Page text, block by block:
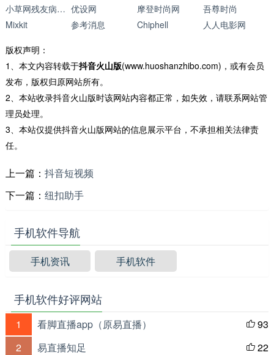
小草网残友病友社区 优设网 摩登时尚网
吾尊时尚
Mixkit
参考消息 Chiphell 人人电影网
版权声明：
1、本文内容转载于抖音火山版(www.huoshanzhibo.com)，或有会员
发布，版权归原网站所有。
2、本站收录抖音火山版时该网站内容都正常，如失效，请联系网站管
理员处理。
3、本站仅提供抖音火山版网站的信息展示平台，不承担相关法律责
任。
上一篇： 抖音短视频
下一篇： 纽扣助手
手机软件导航
手机资讯 手机软件
手机软件好评网站
1 看脚直播app（原易直播）  93
2
易直播知足  22